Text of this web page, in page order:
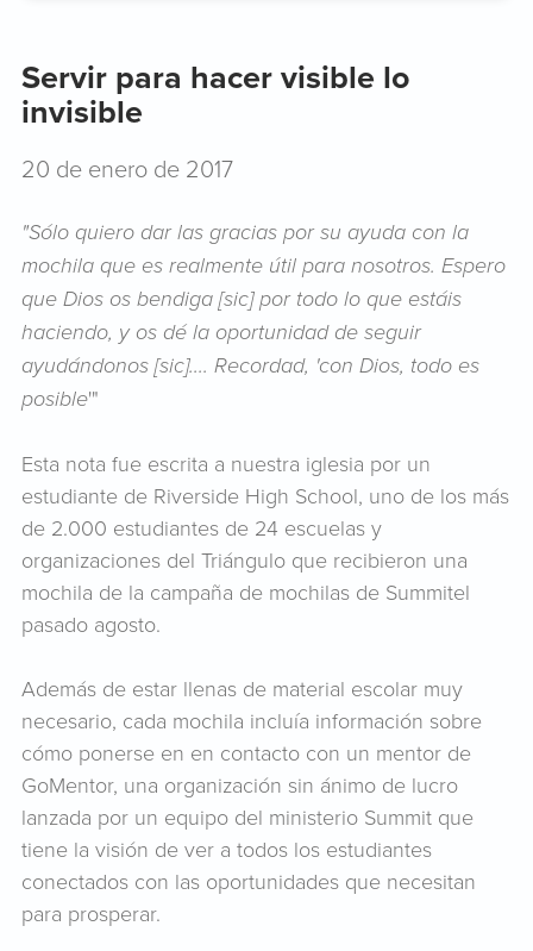
Servir para hacer visible lo
invisible
20 de enero de 2017
"Sólo quiero dar las gracias por su ayuda con la
mochila que es realmente útil para nosotros. Espero
que Dios os bendiga [sic] por todo lo que estáis
haciendo, y os dé la oportunidad de seguir
ayudándonos [sic].... Recordad, 'con Dios, todo es
posible'"
Esta nota fue escrita a nuestra iglesia por un
estudiante de Riverside High School, uno de los más
de 2.000 estudiantes de 24 escuelas y
organizaciones del Triángulo que recibieron una
mochila de la campaña de mochilas de Summitel
pasado agosto.
Además de estar llenas de material escolar muy
necesario, cada mochila incluía información sobre
cómo ponerse en en contacto con un mentor de
GoMentor, una organización sin ánimo de lucro
lanzada por un equipo del ministerio Summit que
tiene la visión de ver a todos los estudiantes
conectados con las oportunidades que necesitan
para prosperar.